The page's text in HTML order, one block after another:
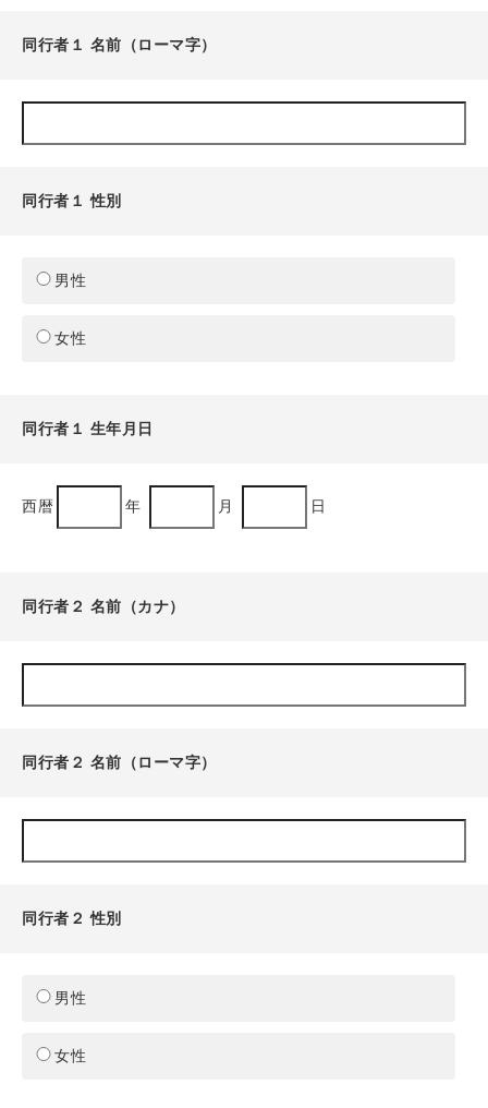
同行者１ 名前（ローマ字）
同行者１ 性別
男性
女性
同行者１ 生年月日
西暦 年 月 日
同行者２ 名前（カナ）
同行者２ 名前（ローマ字）
同行者２ 性別
男性
女性